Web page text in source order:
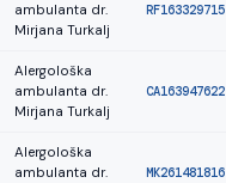
ambulanta dr.
Mirjana Turkalj
RF163329715
Alergološka
ambulanta dr.
Mirjana Turkalj
CA163947622
Alergološka
ambulanta dr.
MK261481816